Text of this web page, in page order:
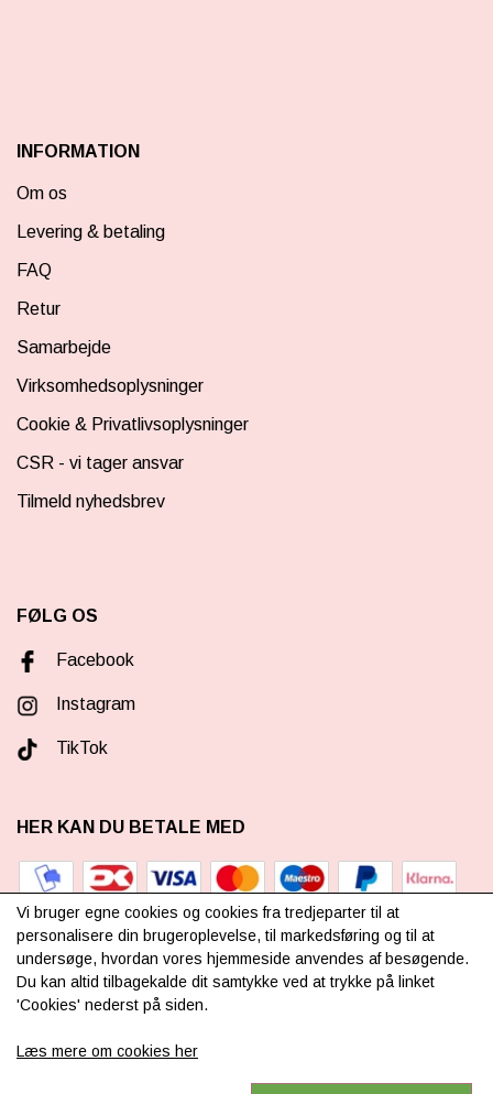
INFORMATION
Om os
Levering & betaling
FAQ
Retur
Samarbejde
Virksomhedsoplysninger
Cookie & Privatlivsoplysninger
CSR - vi tager ansvar
Tilmeld nyhedsbrev
FØLG OS
Facebook
Instagram
TikTok
HER KAN DU BETALE MED
TILMELD NYHEDSBREV
TILMELD DIG VORES
Vi bruger egne cookies og cookies fra tredjeparter til at
personalisere din brugeroplevelse, til markedsføring og til at
undersøge, hvordan vores hjemmeside anvendes af besøgende.
Du kan altid tilbagekalde dit samtykke ved at trykke på linket
'Cookies' nederst på siden.
Læs mere om cookies her